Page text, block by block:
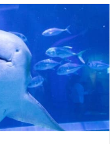
كيف تسبب سائح كويتي في